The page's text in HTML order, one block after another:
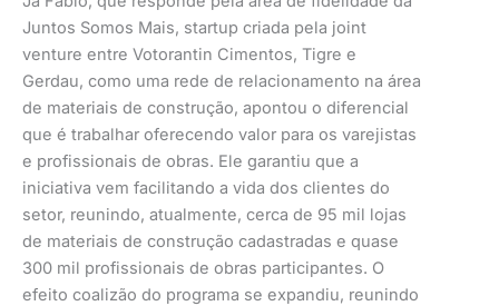
Juntos Somos Mais, startup criada pela joint
venture entre Votorantin Cimentos, Tigre e
Gerdau, como uma rede de relacionamento na área
de materiais de construção, apontou o diferencial
que é trabalhar oferecendo valor para os varejistas
e profissionais de obras. Ele garantiu que a
iniciativa vem facilitando a vida dos clientes do
setor, reunindo, atualmente, cerca de 95 mil lojas
de materiais de construção cadastradas e quase
300 mil profissionais de obras participantes. O
efeito coalizão do programa se expandiu, reunindo